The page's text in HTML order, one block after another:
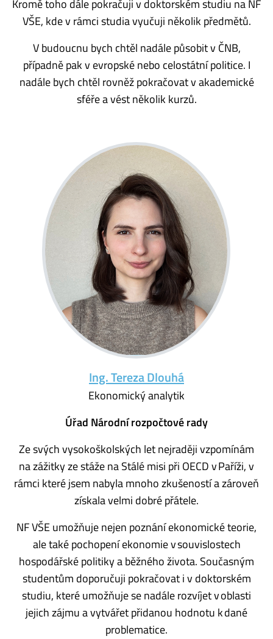
Kromě toho dále pokračuji v doktorském studiu na NF
VŠE, kde v rámci studia vyučuji několik předmětů.
V budoucnu bych chtěl nadále působit v ČNB,
případně pak v evropské nebo celostátní politice. I
nadále bych chtěl rovněž pokračovat v akademické
sféře a vést několik kurzů.
Ing. Tereza Dlouhá
Ekonomický analytik
Úřad Národní rozpočtové rady
Ze svých vysokoškolských let nejraději vzpomínám
na zážitky ze stáže na Stálé misi při OECD v Paříži, v
rámci které jsem nabyla mnoho zkušeností a zároveň
získala velmi dobré přátele.
NF VŠE umožňuje nejen poznání ekonomické teorie,
ale také pochopení ekonomie v souvislostech
hospodářské politiky a běžného života. Současným
studentům doporučuji pokračovat i v doktorském
studiu, které umožňuje se nadále rozvíjet v oblasti
jejich zájmu a vytvářet přidanou hodnotu k dané
problematice.